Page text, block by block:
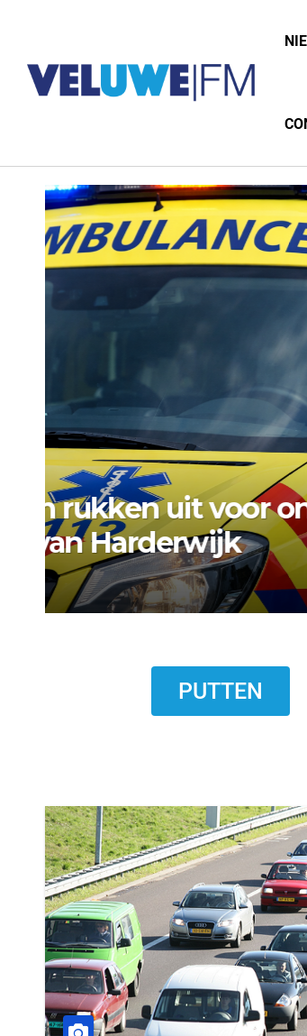
NIEUWS NIEUWS ERMELO
Gemeente
standplaats op
7 AUGUSTUS 2026
PUTTEN